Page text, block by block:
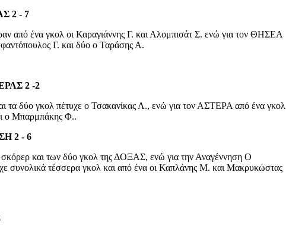
2 - 7
από ένα γκολ οι Καραγιάννης Γ. και Αλομπισάτ Σ. ενώ για τον ΘΗΣΕΑ
Γ. και δύο ο Ταράσης Α.
2 -2
δύο γκολ πέτυχε ο Τσακανίκας Λ., ενώ για τον ΑΣΤΕΡΑ από ένα γκολ
ο Μπαρμπάκης Φ..
2 - 6
και των δύο γκολ της ΔΟΞΑΣ, ενώ για την Αναγέννηση Ο
συνολικά τέσσερα γκολ και από ένα οι Καπλάνης Μ. και Μακρυκώστας